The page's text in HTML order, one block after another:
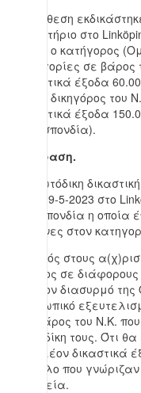
Η υπόθεση
δικαστήριο στο
δίκης, ο κατήγορος
κατηγορίες σε
δικαστικά έξοδα
ενώ η δικηγόρος του
δικαστικά έξοδα
(Ομοσπονδία).
Απόφαση.
Η πρωτόδικη
στις 29-5-2023 στο
Ομοσπονδία η οποία
κορώνες στον
Πανικός στους
Τρόμος σε
για τον διασυρμό
προσωπικό
εις βάρος του Ν.Κ.
καταδίκη τους. Ότι
επιπλέον
παρόλο που
στοιχεία.